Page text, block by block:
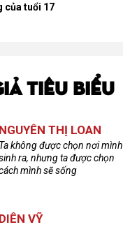
của tuổi 17
TIÊU BIỂU
NGUYỄN THỊ LOAN
Ta không được chọn nơi mình
ra, nhưng ta được chọn
mình sẽ sống
DIÊN VỸ